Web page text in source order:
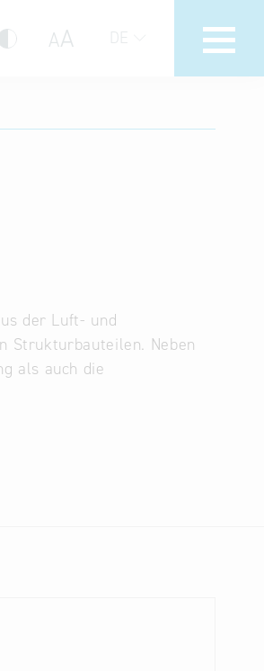
AA DE
der Luft- und
Strukturbauteilen. Neben
als auch die